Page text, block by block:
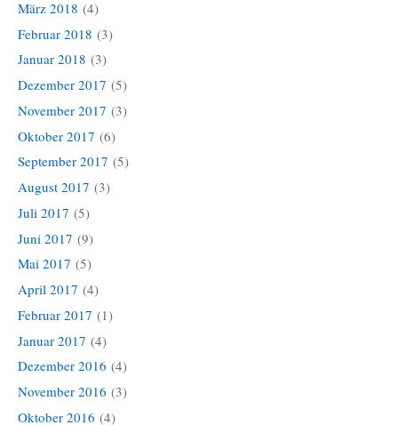
März 2018 (4)
Februar 2018 (3)
Januar 2018 (3)
Dezember 2017 (5)
November 2017 (3)
Oktober 2017 (6)
September 2017 (5)
August 2017 (3)
Juli 2017 (5)
Juni 2017 (9)
Mai 2017 (5)
April 2017 (4)
Februar 2017 (1)
Januar 2017 (4)
Dezember 2016 (4)
November 2016 (3)
Oktober 2016 (4)